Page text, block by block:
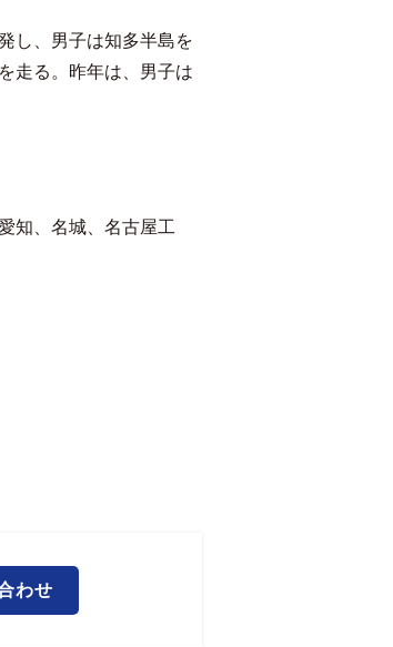
し、男子は知多半島を
走る。昨年は、男子は
知、名城、名古屋工
わせ